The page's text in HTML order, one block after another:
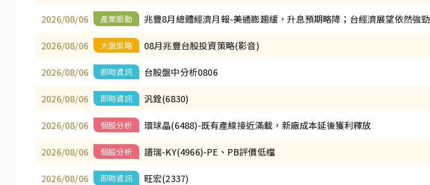
2026/08/06 產業脈動 兆豐8月總體經濟月報-美通膨趨緩，升息預期略降；台經濟展望依然強勁
2026/08/06 大盤策略 08月兆豐台股投資策略(影音)
2026/08/06 即時資訊 台股盤中分析0806
2026/08/06 即時資訊 汎銓(6830)
2026/08/06 個股分析 環球晶(6488)-既有產線接近滿載，新廠成本延後獲利釋放
2026/08/06 個股分析 譜瑞-KY(4966)-PE、PB評價低檔
2026/08/06 即時資訊 旺宏(2337)